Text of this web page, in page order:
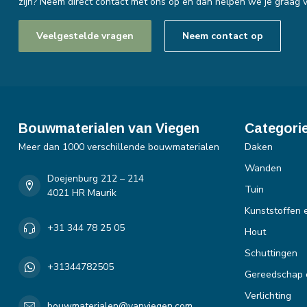
Veelgestelde vragen Neem contact op
Bouwmaterialen van Viegen
Meer dan 1000 verschillende bouwmaterialen
Doejenburg 212 – 214
4021 HR Maurik
+31 344 78 25 05
+31344782505
Daken
Wanden
Tuin
Kunststoffen
Hout
Schuttingen
Verlichting